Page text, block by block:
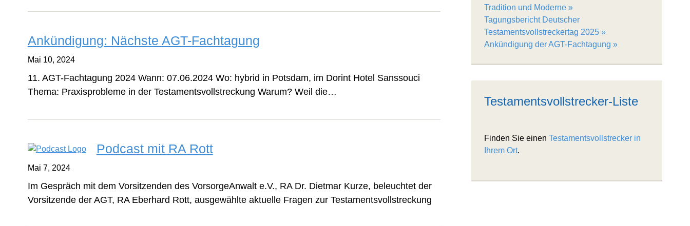
Ankündigung: Nächste AGT-Fachtagung
Mai 10, 2024
11. AGT-Fachtagung 2024 Wann: 07.06.2024 Wo: hybrid in Potsdam, im Dorint Hotel Sanssouci
Thema: Praxisprobleme in der Testamentsvollstreckung Warum? Weil die…
Podcast mit RA Rott
Mai 7, 2024
Im Gespräch mit dem Vorsitzenden des VorsorgeAnwalt e.V., RA Dr. Dietmar Kurze, beleuchtet der
Vorsitzende der AGT, RA Eberhard Rott, ausgewählte aktuelle Fragen zur Testamentsvollstreckung
Tradition und Moderne
Tagungsbericht Deutscher
Testamentsvollstreckertag 2025
Ankündigung der AGT-Fachtagung
Testamentsvollstrecker-Liste
Finden Sie einenTestamentsvollstrecker in
Ihrem Ort.